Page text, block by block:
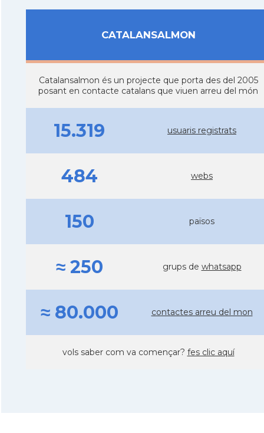
CATALANSALMON
Catalansalmon és un projecte que porta des del 2005
posant en contacte catalans que viuen arreu del món
15.319 usuaris registrats
484 webs
150 països
≈ 250 grups de whatsapp
≈ 80.000 contactes arreu del mon
vols saber com va començar? fes clic aquí